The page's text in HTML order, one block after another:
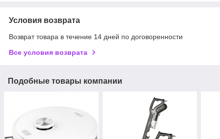
Условия возврата
Возврат товара в течение 14 дней по договоренности
Все условия возврата
Подобные товары компании